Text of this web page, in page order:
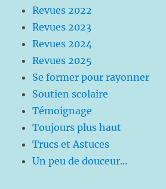
Revues 2022
Revues 2023
Revues 2024
Revues 2025
Se former pour rayonner
Soutien scolaire
Témoignage
Toujours plus haut
Trucs et Astuces
Un peu de douceur…